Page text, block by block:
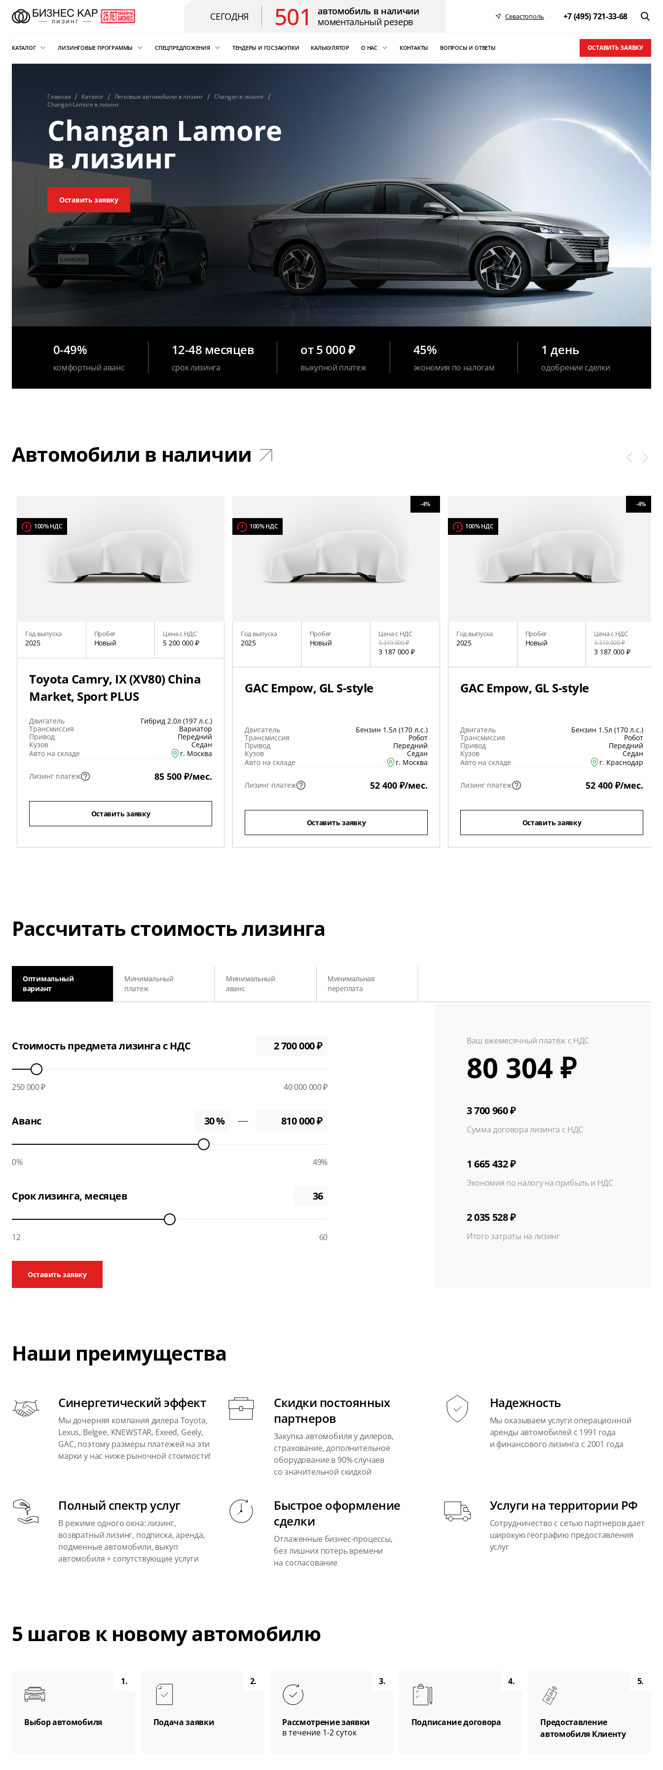
СЕГОДНЯ 501
автомобиль в наличии
моментальный резерв
Севастополь +7 (495) 721-33-68
КАТАЛОГ
Автомобили с пробегом
Складская техника
и погрузчики
Грузовые автомобили
Спецтехника
Коммерческий транспорт
ЛИЗИНГОВЫЕ ПРОГРАММЫ
Операционная аренда
Подписка на автомобиль
Возвратный лизинг
Трейд-ин автомобиля в лизинг
СПЕЦПРЕДЛОЖЕНИЯ
Сателлит
ТЕНДЕРЫ И ГОСЗАКУПКИ КАЛЬКУЛЯТОР О НАС КОНТАКТЫ ВОПРОСЫ И ОТВЕТЫ ОСТАВИТЬ ЗАЯВКУ
Главная Каталог Легковые автомобили в лизинг
Changan в лизинг
Changan Lamore в лизинг
Changan Lamore
в лизинг
Оставить заявку
0-49%
комфортный аванс
12-48 месяцев
срок лизинга
от 5 000 ₽
выкупной платеж
45%
экономия по налогам
1 день
одобрение сделки
Автомобили в наличии
100% НДС
Год выпуска
2025
Пробег
Новый
Цена с НДС
5 200 000 ₽
Toyota Camry, IX (XV80) China
Market, Sport PLUS
Двигатель
Гибрид 2.0л (197 л.с.)
Трансмиссия
Вариатор
Привод
Передний
Кузов
Седан
Авто на складе
г. Москва
Лизинг платеж 85 500 ₽/мес.
Оставить заявку
100% НДС
-4%
Год выпуска
2025
Пробег
Новый
Цена с НДС
3 319 000 ₽
3 187 000 ₽
GAC Empow, GL S-style
Двигатель
Бензин 1.5л (170 л.с.)
Трансмиссия
Робот
Привод
Передний
Кузов
Седан
Авто на складе
г. Москва
Лизинг платеж 52 400 ₽/мес.
Оставить заявку
100% НДС
-4%
Год выпуска
2025
Пробег
Новый
Цена с НДС
3 319 000 ₽
3 187 000 ₽
GAC Empow, GL S-style
Двигатель
Бензин 1.5л (170 л.с.)
Трансмиссия
Робот
Привод
Передний
Кузов
Седан
Авто на складе
г. Краснодар
Лизинг платеж 52 400 ₽/мес.
Оставить заявку
Рассчитать стоимость лизинга
Оптимальный
вариант
Минимальный
платеж
Минимальный
аванс
Минимальная
переплата
Стоимость предмета лизинга с НДС
250 000 ₽ 40 000 000 ₽
Аванс
0% 49%
Срок лизинга, месяцев
12 60
Оставить заявку
Ваш ежемесячный платёж с НДС
80 304 ₽
3 700 960 ₽
Сумма договора лизинга с НДС
1 665 432 ₽
Экономия по налогу на прибыль и НДС
2 035 528 ₽
Итого затраты на лизинг
Наши преимущества
Синергетический эффект
Мы дочерняя компания дилера Toyota,
Lexus, Belgee, KNEWSTAR, Exeed, Geely,
GAC, поэтому размеры платежей на эти
марки у нас ниже рыночной стоимости!
Скидки постоянных
партнеров
Закупка автомобиля у дилеров,
страхование, дополнительное
оборудование в 90% случаев
со значительной скидкой
Надежность
Мы оказываем услуги операционной
аренды автомобилей с 1991 года
и финансового лизинга с 2001 года
Полный спектр услуг
В режиме одного окна: лизинг,
возвратный лизинг, подписка, аренда,
подменные автомобили, выкуп
автомобиля + сопутствующие услуги
Быстрое оформление
сделки
Отлаженные бизнес-процессы,
без лишних потерь времени
на согласование
Услуги на территории РФ
Сотрудничество с сетью партнеров дает
широкую географию предоставления
услуг
5 шагов к новому автомобилю
1.
Выбор автомобиля
2.
Подача заявки
3.
Рассмотрение заявки
в течение 1-2 суток
4.
Подписание договора
5.
Предоставление
автомобиля Клиенту